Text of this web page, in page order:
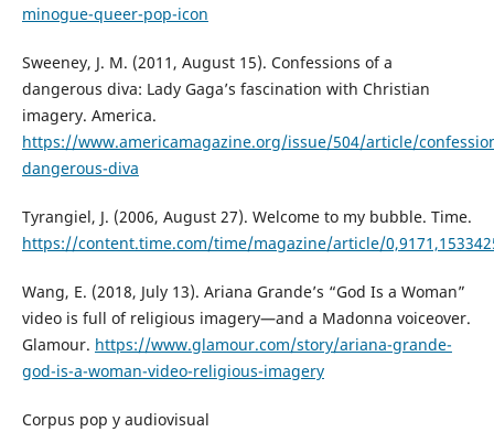
minogue-queer-pop-icon
Sweeney, J. M. (2011, August 15). Confessions of a
dangerous diva: Lady Gaga’s fascination with Christian
imagery. America.
https://www.americamagazine.org/issue/504/article/
dangerous-diva
Tyrangiel, J. (2006, August 27). Welcome to my bubble. Time.
https://content.time.com/time/magazine/article/
Wang, E. (2018, July 13). Ariana Grande’s “God Is a Woman”
video is full of religious imagery—and a Madonna voiceover.
Glamour. https://www.glamour.com/story/ariana-grande-
god-is-a-woman-video-religious-imagery
Corpus pop y audiovisual